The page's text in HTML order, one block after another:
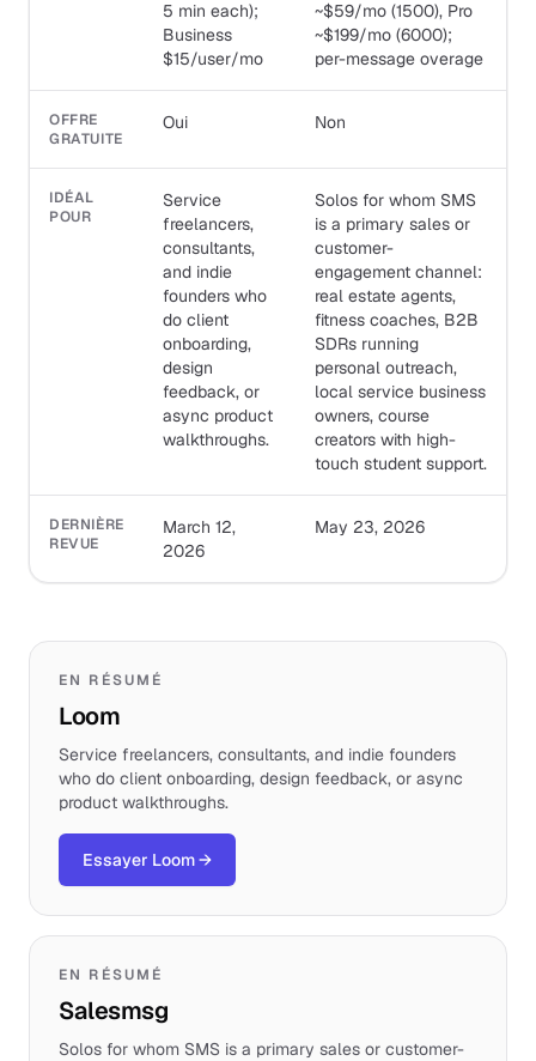
5 min each);
Business
$15/user/mo
~$59/mo (1500), Pro
~$199/mo (6000);
per-message overage
OFFRE
GRATUITE
Oui Non
IDÉAL
POUR
Service
freelancers,
consultants,
and indie
founders who
do client
onboarding,
design
feedback, or
async product
walkthroughs.
Solos for whom SMS
is a primary sales or
customer-
engagement channel:
real estate agents,
fitness coaches, B2B
SDRs running
personal outreach,
local service business
owners, course
creators with high-
touch student support.
DERNIÈRE
REVUE
March 12,
2026
May 23, 2026
EN RÉSUMÉ
Loom
Service freelancers, consultants, and indie founders
who do client onboarding, design feedback, or async
product walkthroughs.
Essayer Loom→
EN RÉSUMÉ
Salesmsg
Solos for whom SMS is a primary sales or customer-